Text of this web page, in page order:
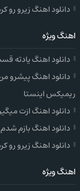
دانلود اهنگ زیرو رو
اهنگ ویژه
دانلود اهنگ یادته
دانلود اهنگ پیشرو
ریمیکس اینستا
دانلود اهنگ ازت
دانلود اهنگ بازم
دانلود اهنگ زیرو رو
اهنگ ویژه